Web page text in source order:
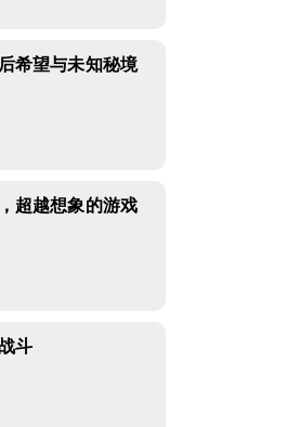
希望与未知秘境
超越想象的游戏
斗